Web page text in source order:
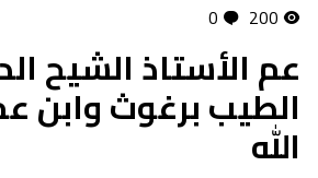
200
0
عم الأستاذ الشيح
الطيب برغوث وابن
الله